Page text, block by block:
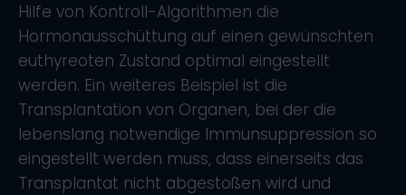
Hilfe von Kontroll-Algorithmen die
Hormonausschüttung auf einen gewünschten
euthyreoten Zustand optimal eingestellt
werden. Ein weiteres Beispiel ist die
Transplantation von Organen, bei der die
lebenslang notwendige Immunsuppression so
eingestellt werden muss, dass einerseits das
Transplantat nicht abgestoßen wird und